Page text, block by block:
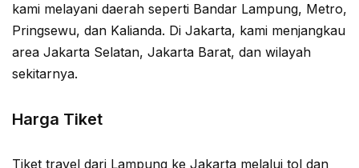
kami melayani daerah seperti Bandar Lampung, Metro,
Pringsewu, dan Kalianda. Di Jakarta, kami menjangkau
area Jakarta Selatan, Jakarta Barat, dan wilayah
sekitarnya.
Harga Tiket
Tiket travel dari Lampung ke Jakarta melalui tol dan